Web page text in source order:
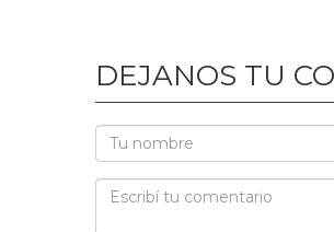
DEJANOS TU